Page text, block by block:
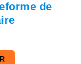
de